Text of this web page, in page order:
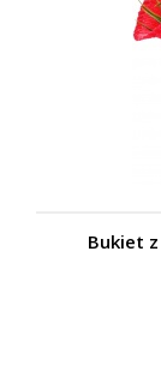
Bukiet